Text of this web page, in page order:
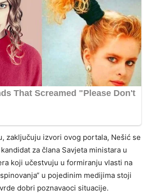
zaključuju izvori ovog portala, Nešić se
za člana Savjeta ministara u
koji učestvuju u formiranju vlasti na
u pojedinim medijima stoji
dobri poznavaoci situacije.